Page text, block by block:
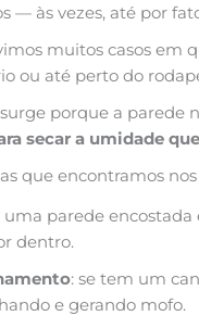
— às vezes, até por
muitos casos em
ou até perto do
porque a parede
secar a umidade
que encontramos
uma parede
dentro.
: se tem um
e gerando mofo.